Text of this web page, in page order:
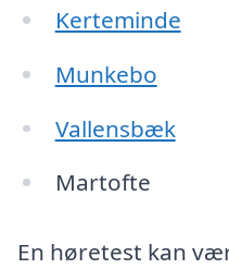
Kerteminde
Munkebo
Vallensbæk
Martofte
En høretest kan